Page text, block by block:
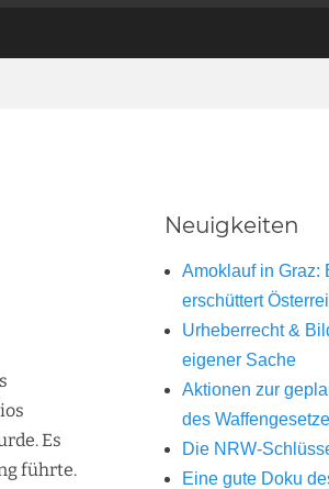
Es
führte.
Neuigkeiten
Amoklauf in Graz:
erschüttert
Urheberrecht &
eigener Sache
Aktionen zur
des
Die NRW-
Eine gute Doku